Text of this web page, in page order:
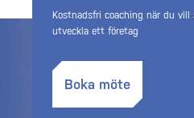
Kostnadsfri coaching när du vill
utveckla ett företag
Boka möte